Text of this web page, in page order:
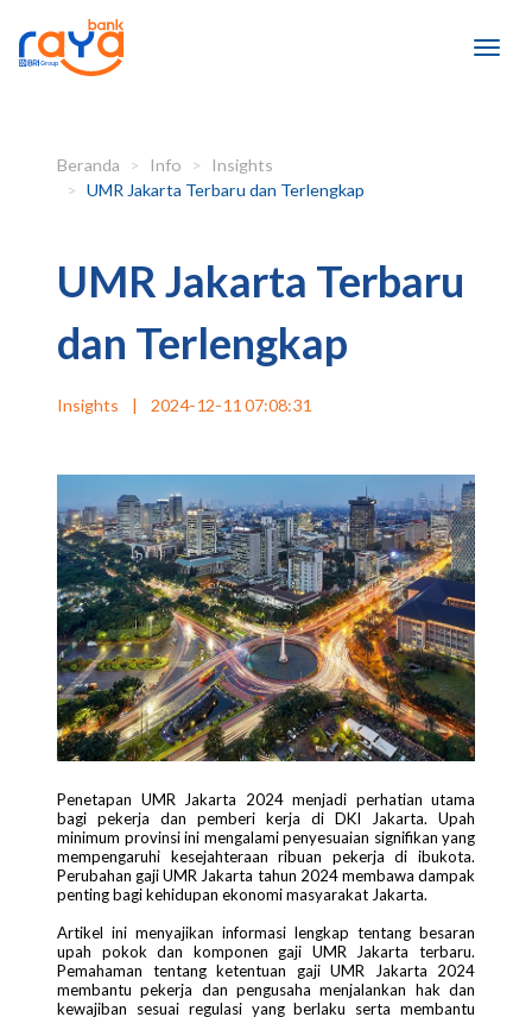
Beranda Info
Insights
UMR Jakarta Terbaru dan Terlengkap
UMR Jakarta Terbaru
dan Terlengkap
Insights | 2024-12-11 07:08:31
Penetapan UMR Jakarta 2024 menjadi perhatian utama
bagi pekerja dan pemberi kerja di DKI Jakarta. Upah
minimum provinsi ini mengalami penyesuaian signifikan yang
mempengaruhi kesejahteraan ribuan pekerja di ibukota.
Perubahan gaji UMR Jakarta tahun 2024 membawa dampak
penting bagi kehidupan ekonomi masyarakat Jakarta.
Artikel ini menyajikan informasi lengkap tentang besaran
upah pokok dan komponen gaji UMR Jakarta terbaru.
Pemahaman tentang ketentuan gaji UMR Jakarta 2024
membantu pekerja dan pengusaha menjalankan hak dan
kewajiban sesuai regulasi yang berlaku serta membantu